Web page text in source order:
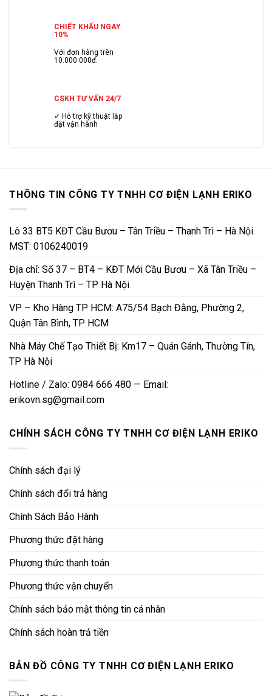
CHIẾT KHẤU NGAY
10%
Với đơn hàng trên
10.000.000đ.
CSKH TƯ VẤN 24/7
✓ Hỗ trợ kỹ thuật lắp
đặt vận hành
THÔNG TIN CÔNG TY TNHH CƠ ĐIỆN LẠNH ERIKO
Lô 33 BT5 KĐT Cầu Bươu – Tân Triều – Thanh Trì – Hà Nội.
MST: 0106240019
Địa chỉ: Số 37 – BT4 – KĐT Mới Cầu Bươu – Xã Tân Triều –
Huyện Thanh Trì – TP Hà Nội
VP – Kho Hàng TP HCM: A75/54 Bạch Đằng, Phường 2,
Quận Tân Bình, TP HCM
Nhà Máy Chế Tạo Thiết Bị: Km17 – Quán Gánh, Thường Tín,
TP Hà Nội
Hotline / Zalo: 0984 666 480 — Email:
erikovn.sg@gmail.com
CHÍNH SÁCH CÔNG TY TNHH CƠ ĐIỆN LẠNH ERIKO
Chính sách đại lý
Chính sách đổi trả hàng
Chính Sách Bảo Hành
Phương thức đặt hàng
Phương thức thanh toán
Phương thức vận chuyển
Chính sách bảo mật thông tin cá nhân
Chính sách hoàn trả tiền
BẢN ĐỒ CÔNG TY TNHH CƠ ĐIỆN LẠNH ERIKO